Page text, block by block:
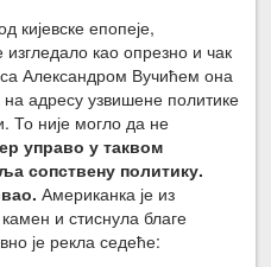
кијевске епопеје,
као опрезно и чак
Александром Вучићем она
на адресу узвишене политике
То није могло да не
управо у таквом
сопствену политику.
Американка је из
и стиснула благе
је рекла седеће: